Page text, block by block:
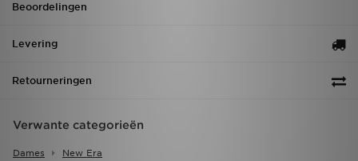
Beoordelingen
Levering
Retourneringen
Verwante categorieën
Dames New Era